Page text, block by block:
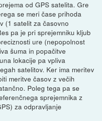
od GPS satelita. Gre
se meri čase prihoda
(1 satelit za časovno
pa je pri sprejemniku kljub
ure (nepopolnost
šuma in popačitve
lokacije pa vpliva
satelitov. Ker ima meritev
meritve časov z večih
Poleg tega pa se
sprejemnika z
za odpravljanje